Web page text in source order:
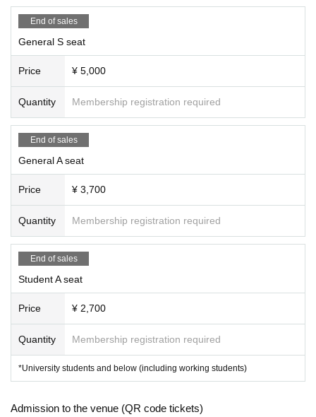
n from the outside.
・If you send stand flowers to the lobby, please contact the organizer in
advance.（info@artandarts.jp）Please up to Notices.
主催：合同会社Art＆Arts
お問い合わせ：info@artandarts.jp
End of sales
General S seat
Price ¥ 5,000
Quantity Membership registration required
End of sales
General A seat
Price ¥ 3,700
Quantity Membership registration required
End of sales
Student A seat
Price ¥ 2,700
Quantity Membership registration required
*University students and below (including working students)
Admission to the venue (QR code tickets)